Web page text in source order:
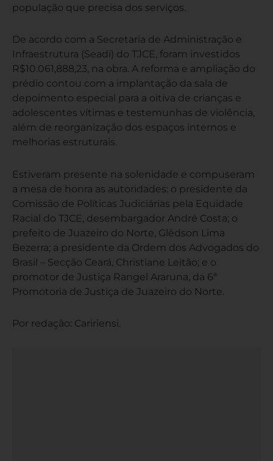
população que precisa dos serviços.
De acordo com a Secretaria de Administração e
Infraestrutura (Seadi) do TJCE, foram investidos
R$10.061,888,23, na obra. A reforma e ampliação do
prédio contou com a implantação da sala de
depoimento especial para a oitiva de crianças e
adolescentes vítimas e testemunhas de violência,
além de reorganização dos espaços internos e
melhorias estruturais.
Estiveram presente na solenidade e compuseram
a mesa de honra as autoridades: o presidente da
Comissão de Políticas Judiciárias pela Equidade
Racial do TJCE, desembargador André Costa; o
prefeito de Juazeiro do Norte, Glêdson Lima
Bezerra; a presidente da Ordem dos Advogados do
Brasil – Secção Ceará, Christiane Leitão; e o
promotor de Justiça Rangel Araruna, da 6ª
Promotoria de Justiça de Juazeiro do Norte.
Por redação: Caririensi.